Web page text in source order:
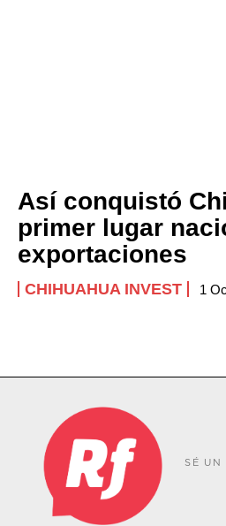
Así conquistó
primer lugar
exportaciones
CHIHUAHUA INVEST 1
SÉ UN